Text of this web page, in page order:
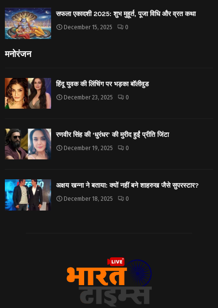
सफला एकादशी 2025: शुभ मुहूर्त, पूजा विधि और व्रत कथा
December 15, 2025 0
मनोरंजन
हिंदू युवक की लिंचिंग पर भड़का बॉलीवुड
December 23, 2025 0
रणवीर सिंह की ‘धुरंधर’ की मुरीद हुईं प्रीति जिंटा
December 19, 2025 0
अक्षय खन्ना ने बताया: क्यों नहीं बने शाहरुख जैसे सुपरस्टार?
December 18, 2025 0